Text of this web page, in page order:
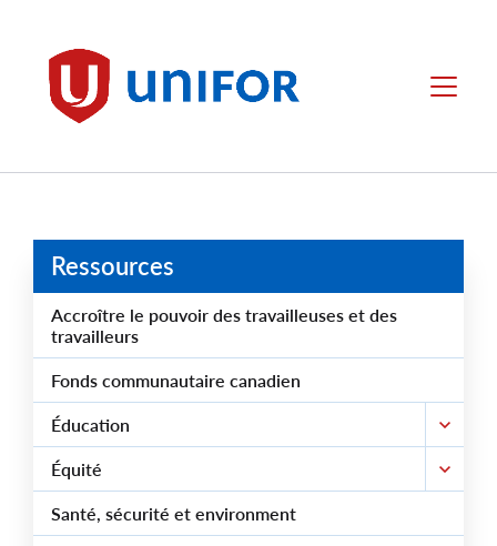
Unifor Menu
Ressources
Accroître le pouvoir des travailleuses et des
travailleurs
Fonds communautaire canadien
Éducation
Équité
Santé, sécurité et environment